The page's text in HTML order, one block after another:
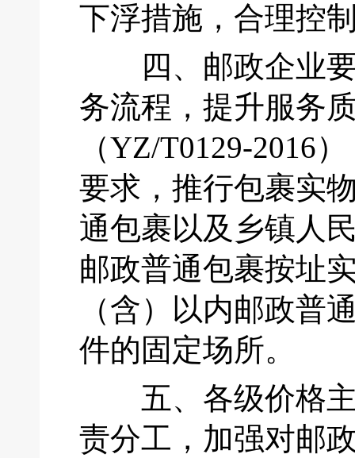
下浮措施，合理控
四、邮政企业要
务流程，提升服务
（YZ/T0129-2016
要求，推行包裹实
通包裹以及乡镇人
邮政普通包裹按址
（含）以内邮政普
件的固定场所。
五、各级价格主
责分工，加强对邮